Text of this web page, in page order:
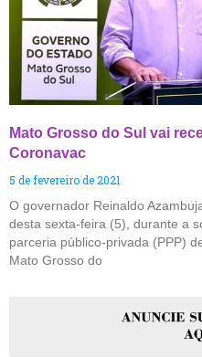
Mato Grosso do Sul vai
Coronavac
5 de fevereiro de 2021
O governador Reinaldo
desta sexta-feira (5), durante a
parceria público-privada (PPP)
Mato Grosso do